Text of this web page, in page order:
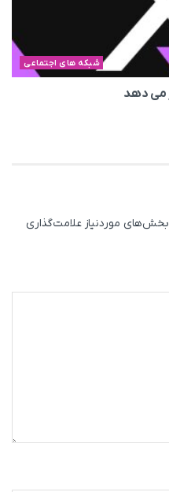
شبکه های اجتماعی
بخش‌های موردنیاز علامت‌گذاری